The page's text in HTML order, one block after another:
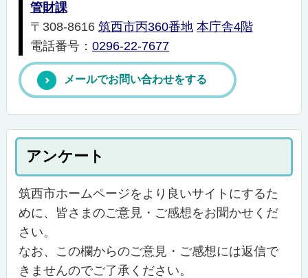
管財課
〒308-8616 筑西市丙360番地 本庁舎4階
電話番号： 0296-22-7677
メールでお問い合わせをする
アンケート
筑西市ホームページをより良いサイトにするた
めに、皆さまのご意見・ご感想をお聞かせくだ
さい。
なお、この欄からのご意見・ご感想には返信で
きませんのでご了承ください。